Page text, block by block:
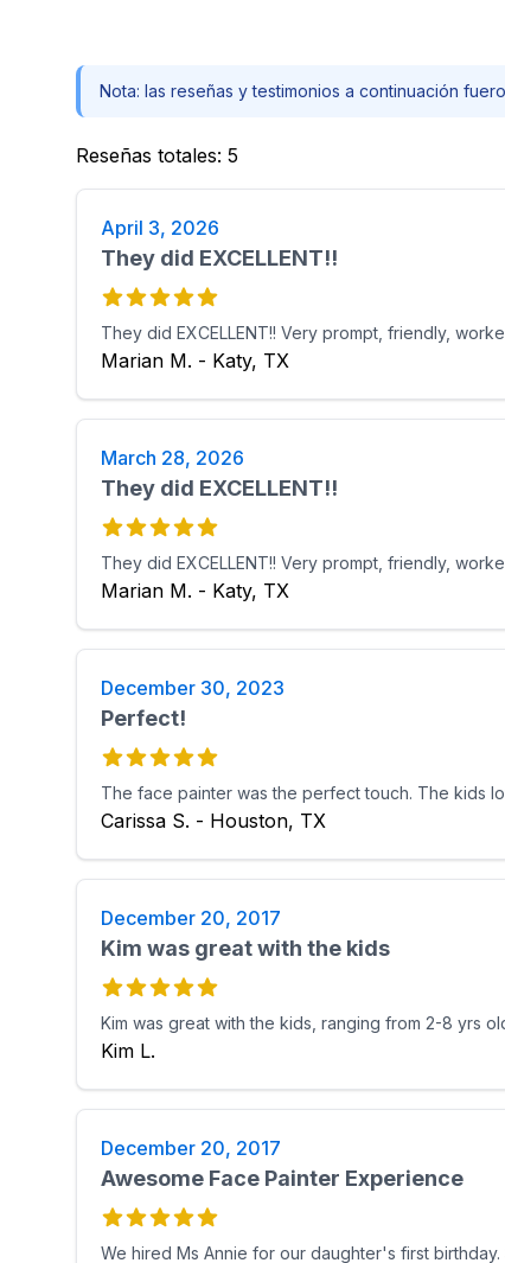
Nota: las reseñas y testimonios a continuación
Reseñas totales: 5
April 3, 2026
They did EXCELLENT!!
They did EXCELLENT!! Very prompt, friendly,
Marian M. - Katy, TX
March 28, 2026
They did EXCELLENT!!
They did EXCELLENT!! Very prompt, friendly,
Marian M. - Katy, TX
December 30, 2023
Perfect!
The face painter was the perfect touch. The kids
Carissa S. - Houston, TX
December 20, 2017
Kim was great with the kids
Kim was great with the kids, ranging from 2-8 yrs
Kim L.
December 20, 2017
Awesome Face Painter Experience
We hired Ms Annie for our daughter's first